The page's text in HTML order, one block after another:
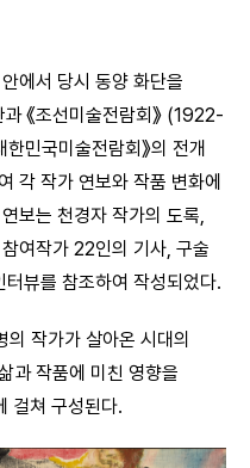
에서 당시 동양 화단을
《조선미술전람회》 (1922-
민국미술전람회》의 전개
각 작가 연보와 작품 변화에
보는 천경자 작가의 도록,
여작가 22인의 기사, 구술
뷰를 참조하여 작성되었다.
의 작가가 살아온 시대의
과 작품에 미친 영향을
걸쳐 구성된다.